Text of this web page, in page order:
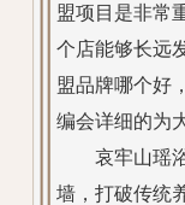
盟项目是非常
个店能够长远
盟品牌哪个好
编会详细的为
哀牢山瑶浴
墙，打破传统